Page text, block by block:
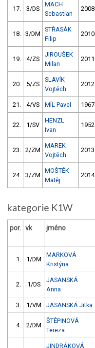
17. 3/DS
MACH
Sebastian
2008
18. 3/DM
STŘASÁK
Filip
2010
19. 4/ZS
JIROUŠEK
Milan
2011
20. 5/ZS
SLAVÍK
Vojtěch
2012
21. 4/VS MÍL Pavel 1967
22. 1/SV
HENZL
Ivan
1952
23. 2/ZM
MAREK
Vojtěch
2013
24. 3/ZM
MOŠTĚK
Matěj
2014
kategorie K1W
por. vk jméno
1. 1/DM
MARKOVÁ
Kristýna
2. 1/DS
JASANSKÁ
Anna
3. 1/VM JASANSKÁ Jitka
4. 2/DM
ŠTĚPINOVÁ
Tereza
JINDRÁKOVÁ